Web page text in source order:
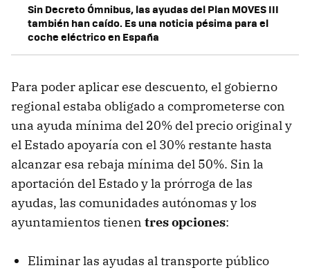
Sin Decreto Ómnibus, las ayudas del Plan MOVES III
también han caído. Es una noticia pésima para el
coche eléctrico en España
Para poder aplicar ese descuento, el gobierno
regional estaba obligado a comprometerse con
una ayuda mínima del 20% del precio original y
el Estado apoyaría con el 30% restante hasta
alcanzar esa rebaja mínima del 50%. Sin la
aportación del Estado y la prórroga de las
ayudas, las comunidades autónomas y los
ayuntamientos tienen tres opciones:
Eliminar las ayudas al transporte público